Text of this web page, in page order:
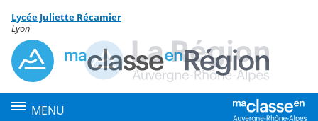
Menu de la rubrique
Contenu
Lycée Juliette Récamier
Lyon
MENU